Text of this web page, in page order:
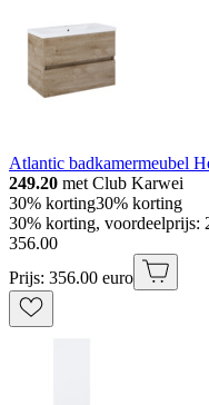
Atlantic badkamermeubel
249.20 met Club Karwei
30% korting30% korting
30% korting, voordeelprijs:
356.00
Prijs: 356.00 euro